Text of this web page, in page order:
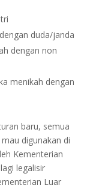
duda/janda
dengan non
menikah dengan
baru, semua
digunakan di
Kementerian
legalisir
Luar